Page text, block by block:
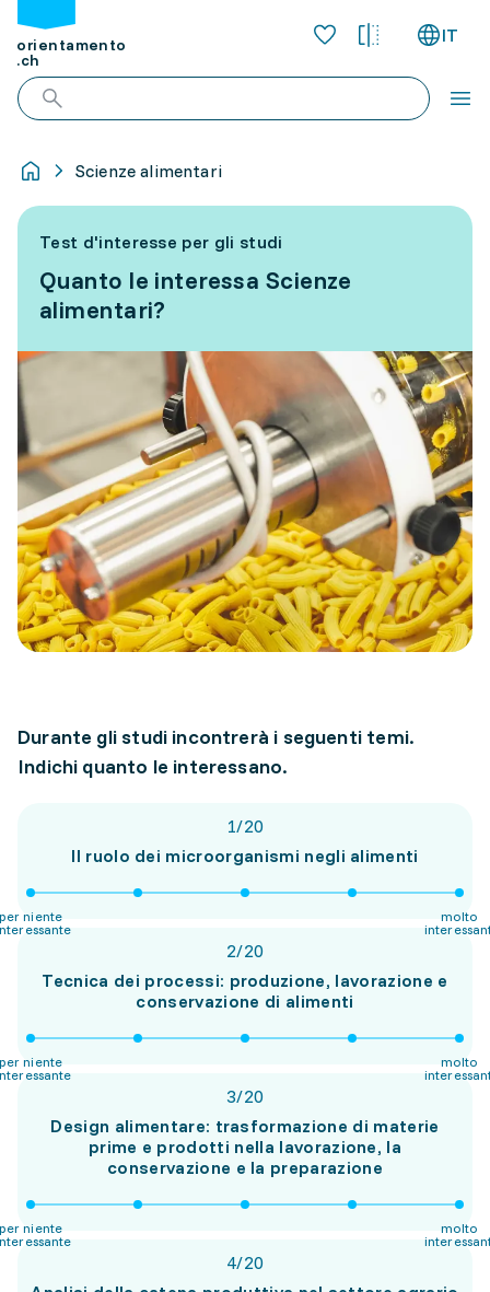
orientamento
.ch
IT
Scienze alimentari
Test d'interesse per gli studi
Quanto le interessa Scienze
alimentari?
Durante gli studi incontrerà i seguenti temi.
Indichi quanto le interessano.
1/20
Il ruolo dei microorganismi negli alimenti
niente
molto
2/20
Tecnica dei processi: produzione, lavorazione e
conservazione di alimenti
niente
molto
3/20
Design alimentare: trasformazione di materie
prime e prodotti nella lavorazione, la
conservazione e la preparazione
niente
molto
4/20